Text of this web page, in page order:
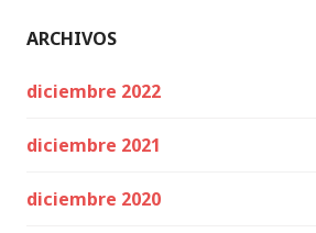
ARCHIVOS
diciembre 2022
diciembre 2021
diciembre 2020